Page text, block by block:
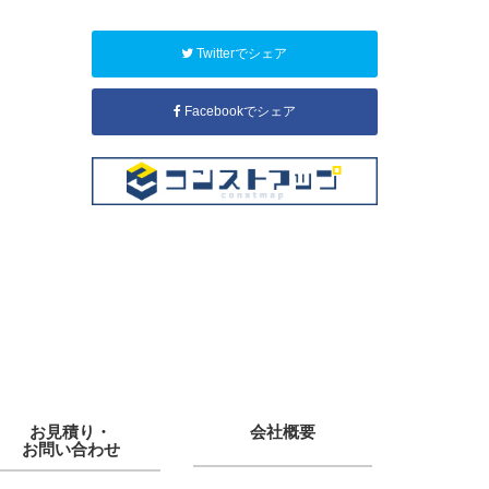
Twitterでシェア
Facebookでシェア
お見積り・
お問い合わせ
会社概要